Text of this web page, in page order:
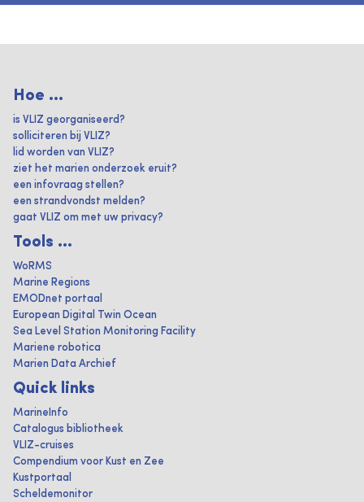
Hoe ...
is VLIZ georganiseerd?
solliciteren bij VLIZ?
lid worden van VLIZ?
ziet het marien onderzoek eruit?
een infovraag stellen?
een strandvondst melden?
gaat VLIZ om met uw privacy?
Tools ...
WoRMS
Marine Regions
EMODnet portaal
European Digital Twin Ocean
Sea Level Station Monitoring Facility
Mariene robotica
Marien Data Archief
Quick links
MarineInfo
Catalogus bibliotheek
VLIZ-cruises
Compendium voor Kust en Zee
Kustportaal
Scheldemonitor